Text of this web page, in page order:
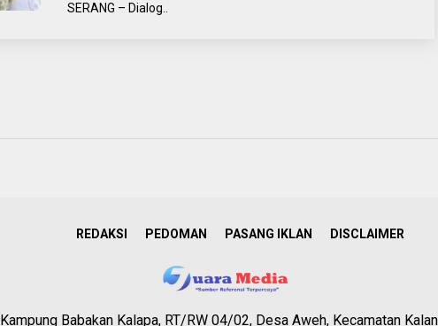
SERANG – Dialog..
REDAKSI PEDOMAN PASANG IKLAN DISCLAIMER
Kampung Babakan Kalapa, RT/RW 04/02, Desa Aweh, Kecamatan